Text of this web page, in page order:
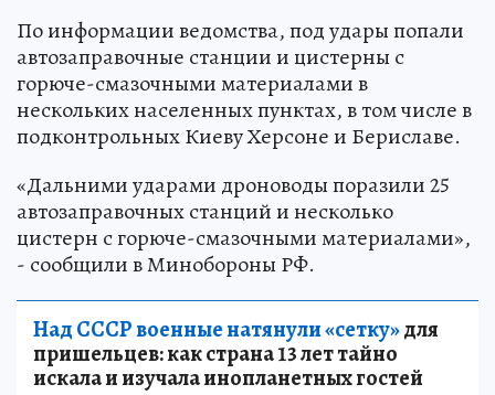
По информации ведомства, под удары попали
автозаправочные станции и цистерны с
горюче-смазочными материалами в
нескольких населенных пунктах, в том числе в
подконтрольных Киеву Херсоне и Бериславе.
«Дальними ударами дроноводы поразили 25
автозаправочных станций и несколько
цистерн с горюче-смазочными материалами»,
- сообщили в Минобороны РФ.
Над СССР военные натянули «сетку»для
пришельцев: как страна 13 лет тайно
искала и изучала инопланетных гостей